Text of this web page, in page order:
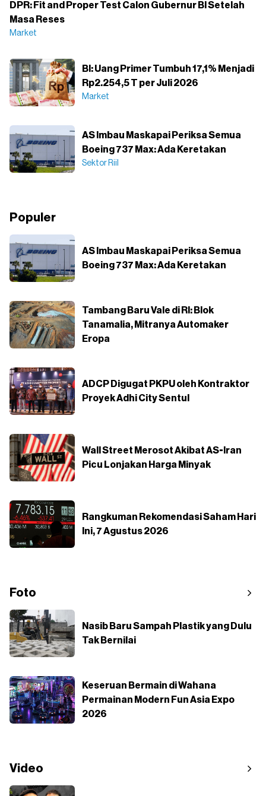
DPR: Fit and Proper Test Calon Gubernur BI Setelah
Masa Reses
Market
BI: Uang Primer Tumbuh 17,1% Menjadi
Rp2.254,5 T per Juli 2026
Market
AS Imbau Maskapai Periksa Semua
Boeing 737 Max: Ada Keretakan
Sektor Riil
Populer
AS Imbau Maskapai Periksa Semua
Boeing 737 Max: Ada Keretakan
Tambang Baru Vale di RI: Blok
Tanamalia, Mitranya Automaker
Eropa
ADCP Digugat PKPU oleh Kontraktor
Proyek Adhi City Sentul
Wall Street Merosot Akibat AS-Iran
Picu Lonjakan Harga Minyak
Rangkuman Rekomendasi Saham Hari
Ini, 7 Agustus 2026
Foto
Nasib Baru Sampah Plastik yang Dulu
Tak Bernilai
Keseruan Bermain di Wahana
Permainan Modern Fun Asia Expo
2026
Video